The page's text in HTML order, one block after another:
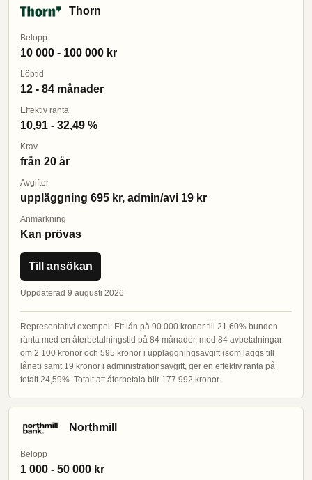
Thorn
Belopp
10 000 - 100 000 kr
Löptid
12 - 84 månader
Effektiv ränta
10,91 - 32,49 %
Krav
från 20 år
Avgifter
uppläggning 695 kr, admin/avi 19 kr
Anmärkning
Kan prövas
Till ansökan
Uppdaterad 9 augusti 2026
Representativt exempel: Ett lån på 90 000 kronor till 21,60% bunden
ränta med en återbetalningstid på 84 månader, med 84 avbetalningar
om 2 100 kronor och 595 kronor i uppläggningsavgift (som läggs till
lånet) samt 19 kronor i administrationsavgift, ger en effektiv ränta på
totalt 24,59%. Totalt att återbetala blir 177 992 kronor.
Northmill
Belopp
1 000 - 50 000 kr